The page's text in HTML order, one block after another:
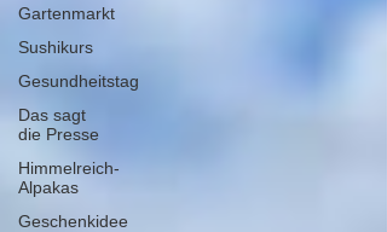
Gartenmarkt
Sushikurs
Gesundheitstag
Das sagt
die Presse
Himmelreich-
Alpakas
Geschenkidee